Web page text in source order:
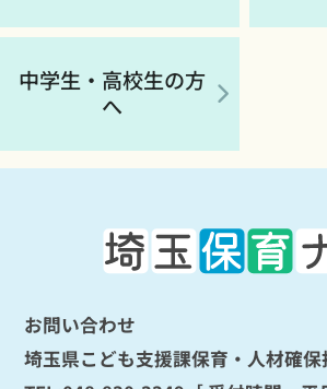
中学生・高校生の方
へ
お問い合わせ
埼玉県こども支援課保育・人材確保